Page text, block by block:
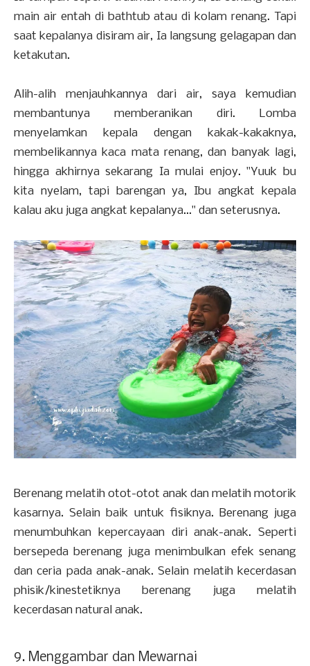
main air entah di bathtub atau di kolam renang. Tapi
saat kepalanya disiram air, Ia langsung gelagapan dan
ketakutan.
Alih-alih menjauhkannya dari air, saya kemudian
membantunya memberanikan diri. Lomba
menyelamkan kepala dengan kakak-kakaknya,
membelikannya kaca mata renang, dan banyak lagi,
hingga akhirnya sekarang Ia mulai enjoy. "Yuuk bu
kita nyelam, tapi barengan ya, Ibu angkat kepala
kalau aku juga angkat kepalanya..." dan seterusnya.
Berenang melatih otot-otot anak dan melatih motorik
kasarnya. Selain baik untuk fisiknya. Berenang juga
menumbuhkan kepercayaan diri anak-anak. Seperti
bersepeda berenang juga menimbulkan efek senang
dan ceria pada anak-anak. Selain melatih kecerdasan
phisik/kinestetiknya berenang juga melatih
kecerdasan natural anak.
9. Menggambar dan Mewarnai